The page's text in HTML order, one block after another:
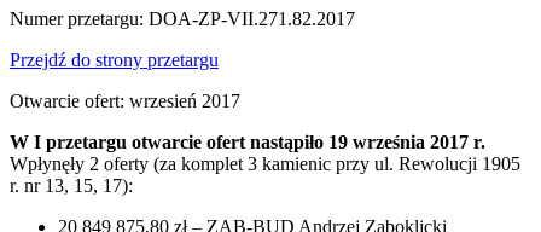
Numer przetargu: DOA-ZP-VII.271.82.2017
Przejdź do strony przetargu
Otwarcie ofert: wrzesień 2017
W I przetargu otwarcie ofert nastąpiło 19 września 2017 r.
Wpłynęły 2 oferty (za komplet 3 kamienic przy ul. Rewolucji 1905
r. nr 13, 15, 17):
20 849 875,80 zł – ZAB-BUD Andrzej Zaboklicki